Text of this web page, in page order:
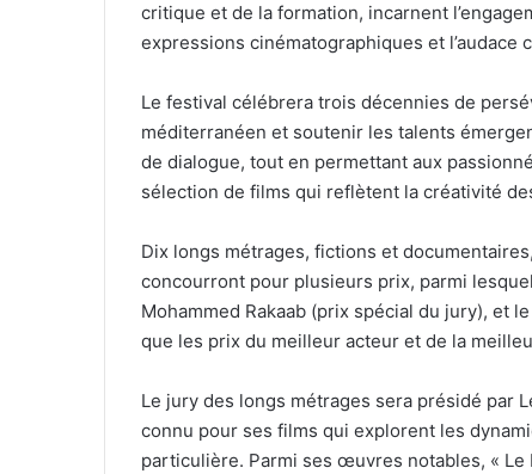
critique et de la formation, incarnent
expressions cinématographiques et l’audace
Le festival célébrera trois décennies de
méditerranéen et soutenir les talents
de dialogue, tout en permettant aux
sélection de films qui reflètent la créativité
Dix longs métrages, fictions et
concourront pour plusieurs prix, parmi
Mohammed Rakaab (prix spécial du jury), et
que les prix du meilleur acteur et de la
Le jury des longs métrages sera présidé par
connu pour ses films qui explorent les
particulière. Parmi ses œuvres notables, « Le